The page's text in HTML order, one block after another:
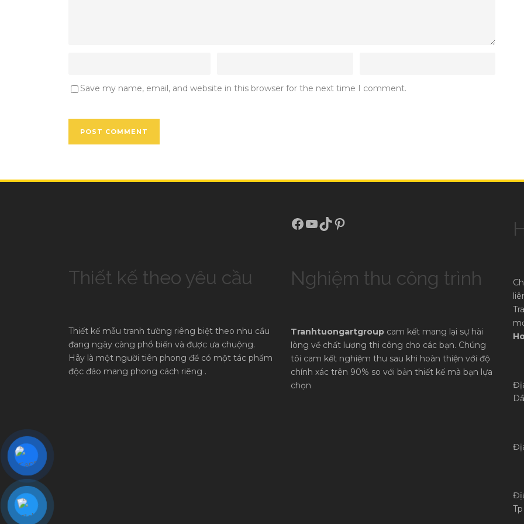
Save my name, email, and website in this browser for the next time I comment.
Thiết kế theo yêu cầu
Thiết kế mẫu tranh tường riêng biệt theo nhu cầu
đang ngày càng phổ biến và được ưa chuộng.
Hãy là một người tiên phong để có một tác phẩm
độc đáo mang phong cách riêng .
Facebook
Youtube
TikTok
Pinterest
Nghiệm thu công trình
Tranhtuongartgroup cam kết mang lại sự hài
lòng về chất lượng thi công cho các bạn. Chúng
tôi cam kết nghiệm thu sau khi hoàn thiện với độ
chính xác trên 90% so với bản thiết kế mà bạn lựa
chọn